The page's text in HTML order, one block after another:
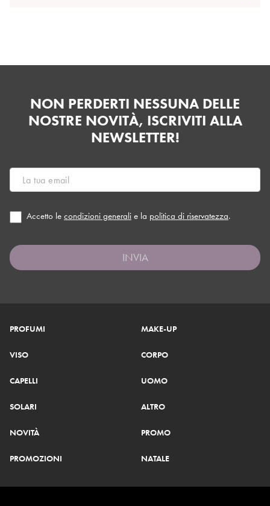
NON PERDERTI NESSUNA DELLE
NOSTRE NOVITÀ, ISCRIVITI ALLA
NEWSLETTER!
Accetto le condizioni generali e la politica di riservatezza.
INVIA
PROFUMI MAKE-UP
VISO CORPO
CAPELLI UOMO
SOLARI ALTRO
NOVITÀ PROMO
PROMOZIONI NATALE